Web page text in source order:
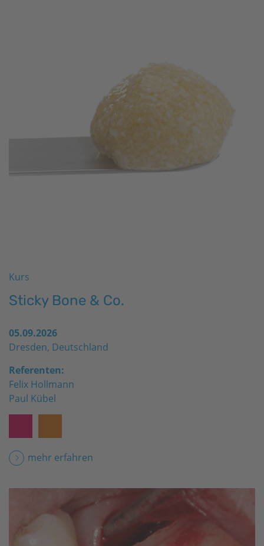
Kurs
Sticky Bone & Co.
05.09.2026
Dresden, Deutschland
Referenten:
Felix Hollmann
Paul Kübel
mehr erfahren